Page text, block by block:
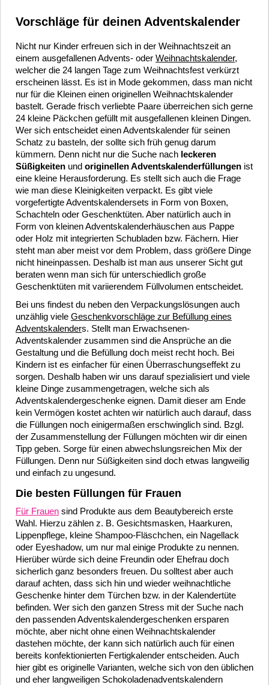
Vorschläge für deinen Adventskalender
Nicht nur Kinder erfreuen sich in der Weihnachtszeit an
einem ausgefallenen Advents- oder Weihnachtskalender,
welcher die 24 langen Tage zum Weihnachtsfest verkürzt
erscheinen lässt. Es ist in Mode gekommen, dass man nicht
nur für die Kleinen einen originellen Weihnachtskalender
bastelt. Gerade frisch verliebte Paare überreichen sich gerne
24 kleine Päckchen gefüllt mit ausgefallenen kleinen Dingen.
Wer sich entscheidet einen Adventskalender für seinen
Schatz zu basteln, der sollte sich früh genug darum
kümmern. Denn nicht nur die Suche nach leckeren
Süßigkeiten und originellen Adventskalenderfüllungen ist
eine kleine Herausforderung. Es stellt sich auch die Frage
wie man diese Kleinigkeiten verpackt. Es gibt viele
vorgefertigte Adventskalendersets in Form von Boxen,
Schachteln oder Geschenktüten. Aber natürlich auch in
Form von kleinen Adventskalenderhäuschen aus Pappe
oder Holz mit integrierten Schubladen bzw. Fächern. Hier
steht man aber meist vor dem Problem, dass größere Dinge
nicht hineinpassen. Deshalb ist man aus unserer Sicht gut
beraten wenn man sich für unterschiedlich große
Geschenktüten mit variierendem Füllvolumen entscheidet.
Bei uns findest du neben den Verpackungslösungen auch
unzählig viele Geschenkvorschläge zur Befüllung eines
Adventskalenders. Stellt man Erwachsenen-
Adventskalender zusammen sind die Ansprüche an die
Gestaltung und die Befüllung doch meist recht hoch. Bei
Kindern ist es einfacher für einen Überraschungseffekt zu
sorgen. Deshalb haben wir uns darauf spezialisiert und viele
kleine Dinge zusammengetragen, welche sich als
Adventskalendergeschenke eignen. Damit dieser am Ende
kein Vermögen kostet achten wir natürlich auch darauf, dass
die Füllungen noch einigermaßen erschwinglich sind. Bzgl.
der Zusammenstellung der Füllungen möchten wir dir einen
Tipp geben. Sorge für einen abwechslungsreichen Mix der
Füllungen. Denn nur Süßigkeiten sind doch etwas langweilig
und einfach zu ungesund.
Die besten Füllungen für Frauen
Für Frauen sind Produkte aus dem Beautybereich erste
Wahl. Hierzu zählen z. B. Gesichtsmasken, Haarkuren,
Lippenpflege, kleine Shampoo-Fläschchen, ein Nagellack
oder Eyeshadow, um nur mal einige Produkte zu nennen.
Hierüber würde sich deine Freundin oder Ehefrau doch
sicherlich ganz besonders freuen. Du solltest aber auch
darauf achten, dass sich hin und wieder weihnachtliche
Geschenke hinter dem Türchen bzw. in der Kalendertüte
befinden. Wer sich den ganzen Stress mit der Suche nach
den passenden Adventskalendergeschenken ersparen
möchte, aber nicht ohne einen Weihnachtskalender
dastehen möchte, der kann sich natürlich auch für einen
bereits konfektionierten Fertigkalender entscheiden. Auch
hier gibt es originelle Varianten, welche sich von den üblichen
und eher langweiligen Schokoladenadventskalendern